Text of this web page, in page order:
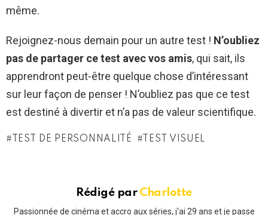
même.
Rejoignez-nous demain pour un autre test ! N’oubliez
pas de partager ce test avec vos amis, qui sait, ils
apprendront peut-être quelque chose d’intéressant
sur leur façon de penser ! N’oubliez pas que ce test
est destiné à divertir et n’a pas de valeur scientifique.
TEST DE PERSONNALITÉ TEST VISUEL
Rédigé par Charlotte
Passionnée de cinéma et accro aux séries, j'ai 29 ans et je passe